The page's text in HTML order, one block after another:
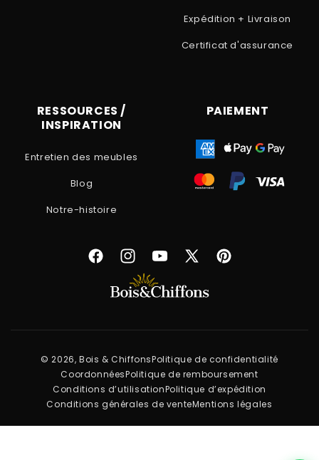
Expédition + Livraison
Certificat d'assurance
RESSOURCES /
INSPIRATION
Entretien des meubles
Blog
Notre-histoire
PAIEMENT
FacebookInstagramYouTube
X
Pinterest
© 2026, Bois & ChiffonsPolitique de confidentialité
CoordonnéesPolitique de remboursement
Conditions d’utilisationPolitique d’expédition
Conditions générales de venteMentions légales